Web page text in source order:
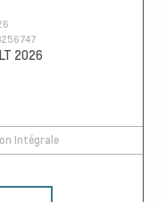
2026
Intégrale